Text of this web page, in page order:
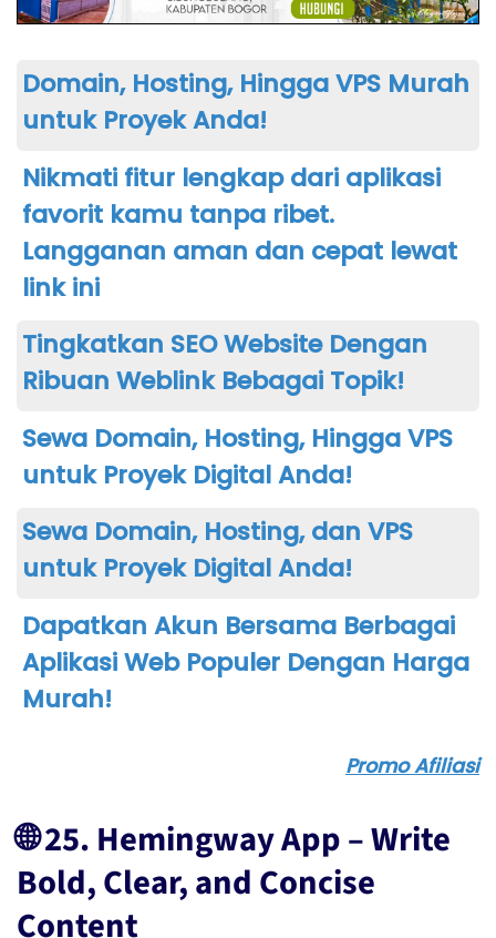
Domain, Hosting, Hingga VPS Murah
untuk Proyek Anda!
Nikmati fitur lengkap dari aplikasi
favorit kamu tanpa ribet.
Langganan aman dan cepat lewat
link ini
Tingkatkan SEO Website Dengan
Ribuan Weblink Bebagai Topik!
Sewa Domain, Hosting, Hingga VPS
untuk Proyek Digital Anda!
Sewa Domain, Hosting, dan VPS
untuk Proyek Digital Anda!
Dapatkan Akun Bersama Berbagai
Aplikasi Web Populer Dengan Harga
Murah!
Promo Afiliasi
🌐 25. Hemingway App – Write
Bold, Clear, and Concise
Content